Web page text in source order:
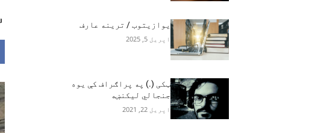
يوازيتوب / ترينه عارف
اپریل 5, 2025
ټکی (.) په پراګراف کې یوه
جنجالي لیکنښه
اپریل 22, 2021